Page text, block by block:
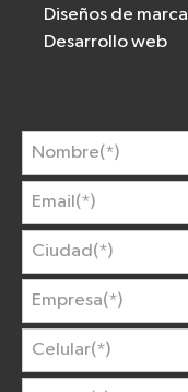
Diseños de marca
Desarrollo web